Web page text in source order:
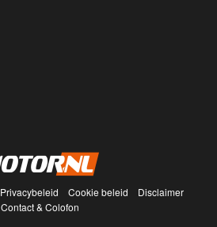
Privacybeleid Cookie beleid
Disclaimer
Contact & Colofon